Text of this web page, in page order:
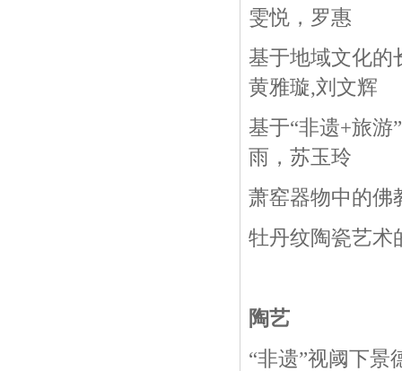
雯悦，罗惠
基于地域文化的
黄雅璇,刘文辉
基于“非遗+旅游”
雨，苏玉玲
萧窑器物中的佛
牡丹纹陶瓷艺术
陶艺
“非遗”视阈下景